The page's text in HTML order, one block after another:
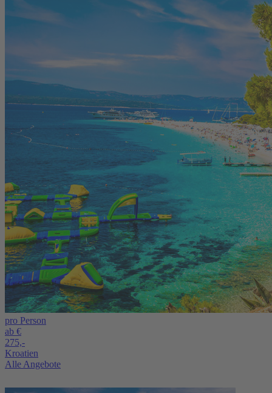
pro Person
ab €
275,-
Kroatien
Alle Angebote